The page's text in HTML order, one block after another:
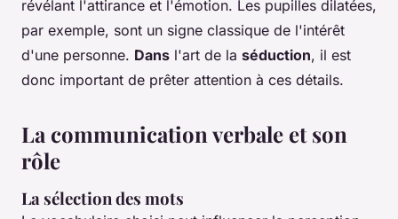
révélant l'attirance et l'émotion. Les pupilles dilatées,
par exemple, sont un signe classique de l'intérêt
d'une personne. Dans l'art de la séduction, il est
donc important de prêter attention à ces détails.
La communication verbale et son
rôle
La sélection des mots